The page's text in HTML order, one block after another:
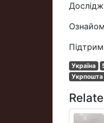
Україна
Укрпошта